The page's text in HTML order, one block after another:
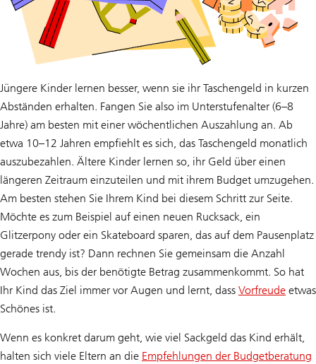
Jüngere Kinder lernen besser, wenn sie ihr Taschengeld in kurzen
Abständen erhalten. Fangen Sie also im Unterstufenalter (6–8
Jahre) am besten mit einer wöchentlichen Auszahlung an. Ab
etwa 10–12 Jahren empfiehlt es sich, das Taschengeld monatlich
auszubezahlen. Ältere Kinder lernen so, ihr Geld über einen
längeren Zeitraum einzuteilen und mit ihrem Budget umzugehen.
Am besten stehen Sie Ihrem Kind bei diesem Schritt zur Seite.
Möchte es zum Beispiel auf einen neuen Rucksack, ein
Glitzerpony oder ein Skateboard sparen, das auf dem Pausenplatz
gerade trendy ist? Dann rechnen Sie gemeinsam die Anzahl
Wochen aus, bis der benötigte Betrag zusammenkommt. So hat
Ihr Kind das Ziel immer vor Augen und lernt, dass Vorfreude etwas
Schönes ist.
Wenn es konkret darum geht, wie viel Sackgeld das Kind erhält,
halten sich viele Eltern an die Empfehlungen der Budgetberatung